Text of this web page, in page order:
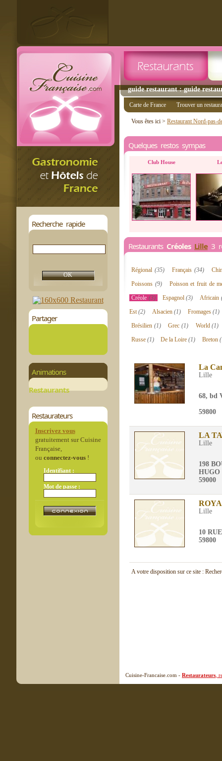
guide restaurant : guide
Recherche rapide
Partager
Animations
Restaurants
Restaurateurs
Inscrivez vous
gratuitement sur Cuisine
Française,
ou connectez-vous!
Identifiant :
Mot de passe :
Carte de France Trouver un
Vous êtes ici > Restaurant Nord-pas-
Quelques restos sympas
Club House
Restaurants Créoles Lille3
Régional (35) Français (34)
Poissons (9)
Poisson et fruit de
Créole (3) Espagnol(3) Africain
Est(2) Alsacien(1) Fromages (1)
Brésilien (1) Grec(1) World(1)
Russe (1) De la Loire(1) Breton
La
Lille
68, bd
59800
LA
Lille
198
HUGO
59000
Lille
10
59800
A votre disposition sur ce site :
Cuisine-Francaise.com - Restaurateurs ,